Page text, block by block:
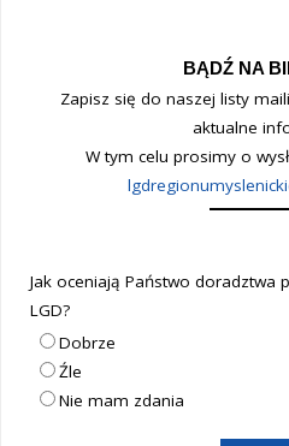
LUB
JEGO
WALORÓW"
BĄDŹ NA
Zapisz się do naszej listy
aktualne
W tym celu prosimy o
Jak oceniają Państwo doradztwa
LGD?
Dobrze
Źle
Nie mam zdania